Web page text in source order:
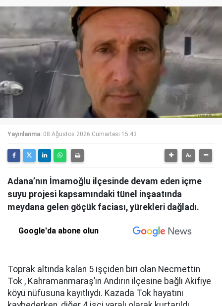
Yayınlanma: 08 Ağustos 2026 Cumartesi 15:43
Adana’nın İmamoğlu ilçesinde devam eden içme
suyu projesi kapsamındaki tünel inşaatında
meydana gelen göçük faciası, yürekleri dağladı.
Google'da abone olun
Toprak altında kalan 5 işçiden biri olan Necmettin
Tok , Kahramanmaraş’ın Andırın ilçesine bağlı Akifiye
köyü nüfusuna kayıtlıydı. Kazada Tok hayatını